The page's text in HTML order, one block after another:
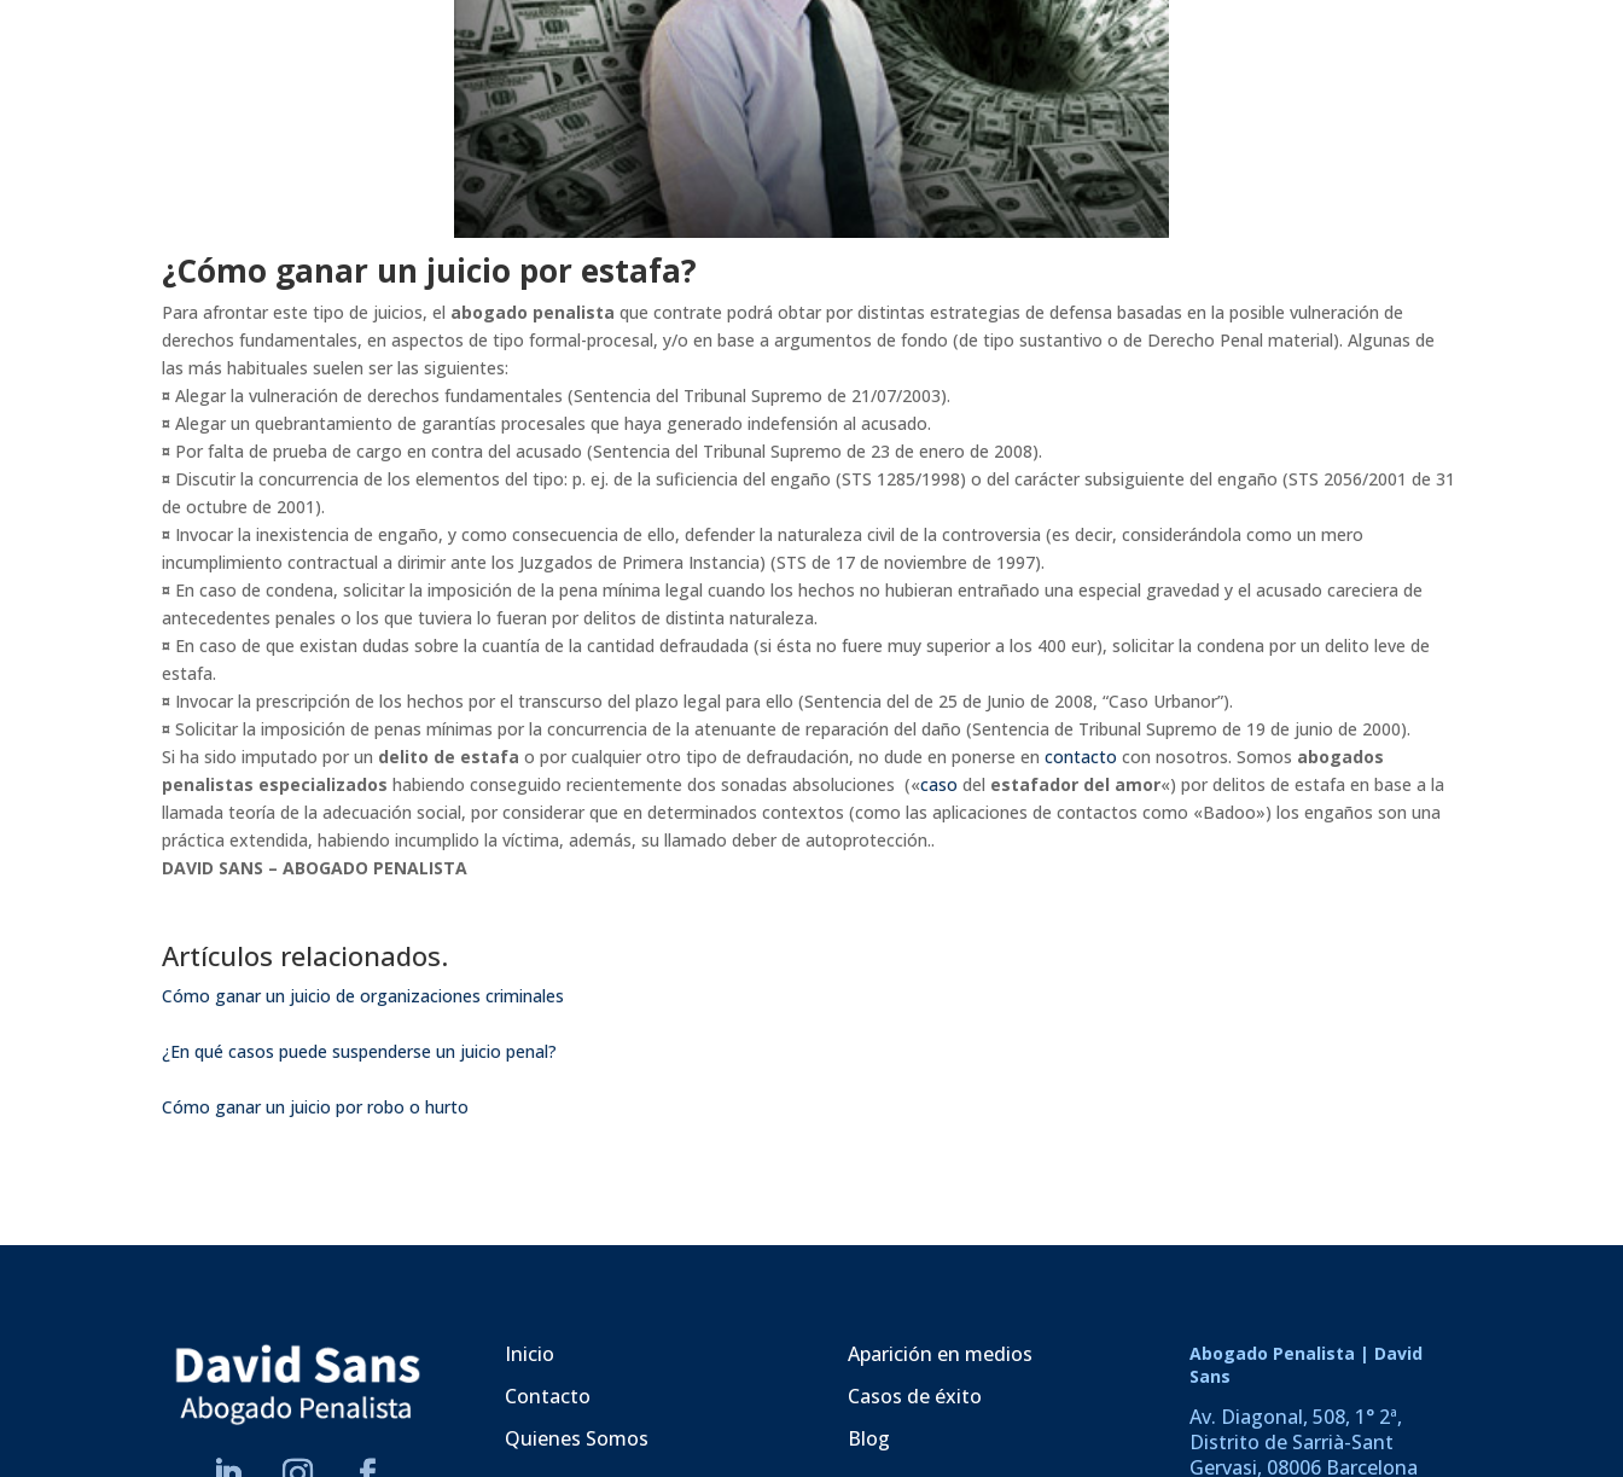
¿Cómo ganar un juicio por estafa?
Para afrontar este tipo de juicios, el abogado penalista que contrate podrá obtar por distintas estrategias de defensa basadas en la posible vulneración de
derechos fundamentales, en aspectos de tipo formal-procesal, y/o en base a argumentos de fondo (de tipo sustantivo o de Derecho Penal material). Algunas de
las más habituales suelen ser las siguientes:
¤ Alegar la vulneración de derechos fundamentales (Sentencia del Tribunal Supremo de 21/07/2003).
¤Alegar un quebrantamiento de garantías procesales que haya generado indefensión al acusado.
¤ Por falta de prueba de cargo en contra del acusado (Sentencia del Tribunal Supremo de 23 de enero de 2008).
¤ Discutir la concurrencia de los elementos del tipo: p. ej. de la suficiencia del engaño (STS 1285/1998) o del carácter subsiguiente del engaño (STS 2056/2001 de 31
de octubre de 2001).
¤ Invocar la inexistencia de engaño, y como consecuencia de ello, defender la naturaleza civil de la controversia (es decir, considerándola como un mero
incumplimiento contractual a dirimir ante los Juzgados de Primera Instancia) (STS de 17 de noviembre de 1997).
¤ En caso de condena, solicitar la imposición de la pena mínima legal cuando los hechos no hubieran entrañado una especial gravedad y el acusado careciera de
antecedentes penales o los que tuviera lo fueran por delitos de distinta naturaleza.
¤ En caso de que existan dudas sobre la cuantía de la cantidad defraudada (si ésta no fuere muy superior a los 400 eur), solicitar la condena por un delito leve de
estafa.
¤ Invocar la prescripción de los hechos por el transcurso del plazo legal para ello (Sentencia del de 25 de Junio de 2008, “Caso Urbanor”).
¤Solicitar la imposición de penas mínimas por la concurrencia de la atenuante de reparación del daño (Sentencia de Tribunal Supremo de 19 de junio de 2000).
Si ha sido imputado por un delito de estafa o por cualquier otro tipo de defraudación, no dude en ponerse encontacto con nosotros. Somos abogados
penalistas especializados habiendo conseguido recientemente dos sonadas absoluciones («caso del estafador del amor«) por delitos de estafa en base a la
llamada teoría de la adecuación social, por considerar que en determinados contextos (como las aplicaciones de contactos como «Badoo») los engaños son una
práctica extendida, habiendo incumplido la víctima, además, su llamado deber de autoprotección..
DAVID SANS – ABOGADO PENALISTA
Artículos relacionados.
Cómo ganar un juicio de organizaciones criminales
¿En qué casos puede suspenderse un juicio penal?
Cómo ganar un juicio por robo o hurto
Inicio
Contacto
Quienes Somos
Aparición en medios
Casos de éxito
Blog
Abogado Penalista | David
Sans
Av. Diagonal, 508, 1° 2ª,
Distrito de Sarrià-Sant
Gervasi, 08006 Barcelona